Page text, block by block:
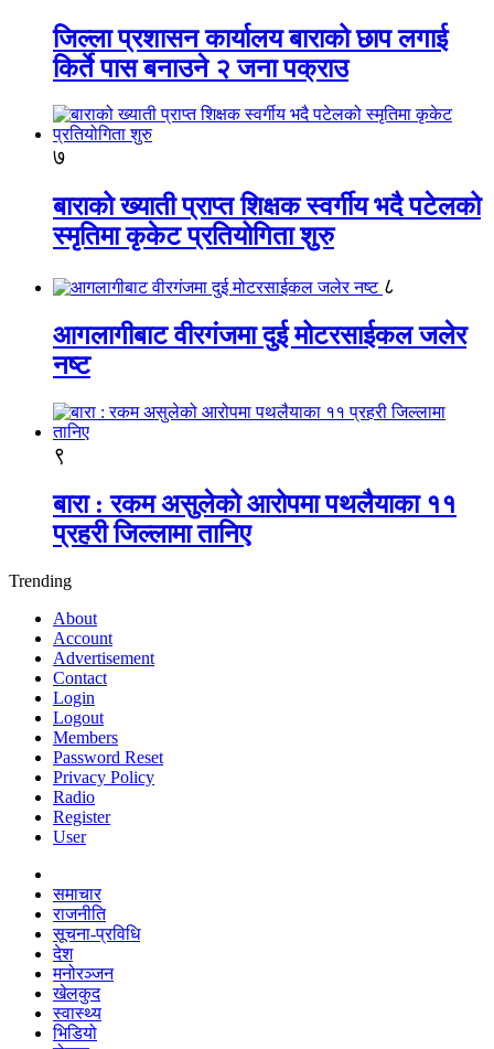
जिल्ला प्रशासन कार्यालय बाराको छाप लगाई
किर्ते पास बनाउने २ जना पक्राउ
७
बाराको ख्याती प्राप्त शिक्षक स्वर्गीय भदै पटेलको
स्मृतिमा कृकेट प्रतियोगिता शुरु
८
आगलागीबाट वीरगंजमा दुई मोटरसाईकल जलेर
नष्ट
९
बारा : रकम असुलेको आरोपमा पथलैयाका ११
प्रहरी जिल्लामा तानिए
Trending
About
Account
Advertisement
Contact
Login
Logout
Members
Password Reset
Privacy Policy
Radio
Register
User
समाचार
राजनीति
सूचना-प्रविधि
देश
मनोरञ्जन
खेलकुद
स्वास्थ्य
भिडियो